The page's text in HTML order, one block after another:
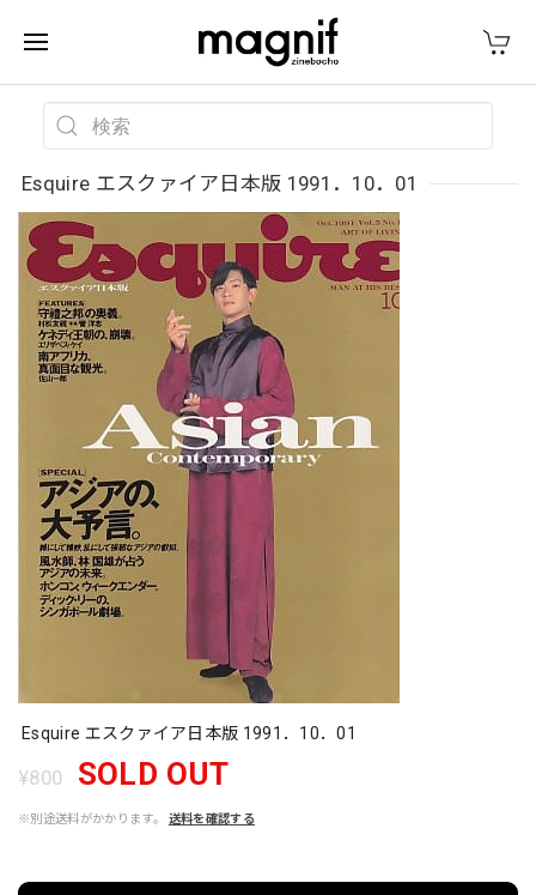
Esquire エスクァイア日本版 1991．10．01
Esquire エスクァイア日本版 1991．10．01
¥800 SOLD OUT
※別途送料がかかります。 送料を確認する